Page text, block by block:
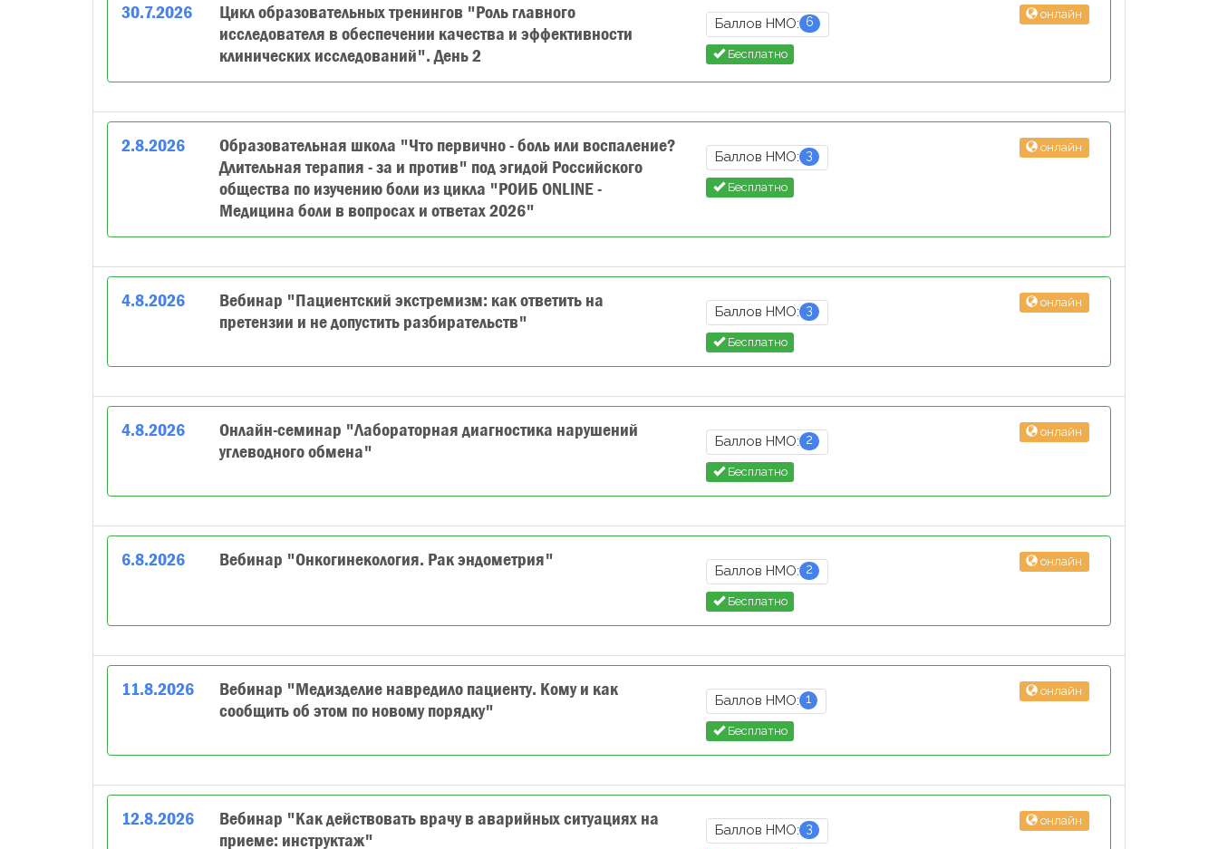
30.7.2026
Цикл образовательных тренингов "Роль главного
исследователя в обеспечении качества и эффективности
клинических исследований". День 2
Баллов НМО: 6
онлайн
Бесплатно
2.8.2026
Образовательная школа "Что первично - боль или воспаление?
Длительная терапия - за и против" под эгидой Российского
общества по изучению боли из цикла "РОИБ ONLINE -
Медицина боли в вопросах и ответах 2026"
Баллов НМО: 3
онлайн
Бесплатно
4.8.2026
Вебинар "Пациентский экстремизм: как ответить на
претензии и не допустить разбирательств"
Баллов НМО: 3
онлайн
Бесплатно
4.8.2026
Онлайн-семинар "Лабораторная диагностика нарушений
углеводного обмена"
Баллов НМО: 2
онлайн
Бесплатно
6.8.2026 Вебинар "Онкогинекология. Рак эндометрия" Баллов НМО: 2
онлайн
Бесплатно
11.8.2026
Вебинар "Медизделие навредило пациенту. Кому и как
сообщить об этом по новому порядку"
Баллов НМО: 1
онлайн
Бесплатно
12.8.2026
Вебинар "Как действовать врачу в аварийных ситуациях на
приеме: инструктаж"
Баллов НМО: 3
онлайн